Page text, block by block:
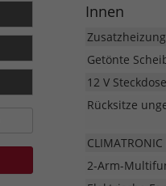
Innen
Getönte
12 V
Rücksitze
2-Arm-